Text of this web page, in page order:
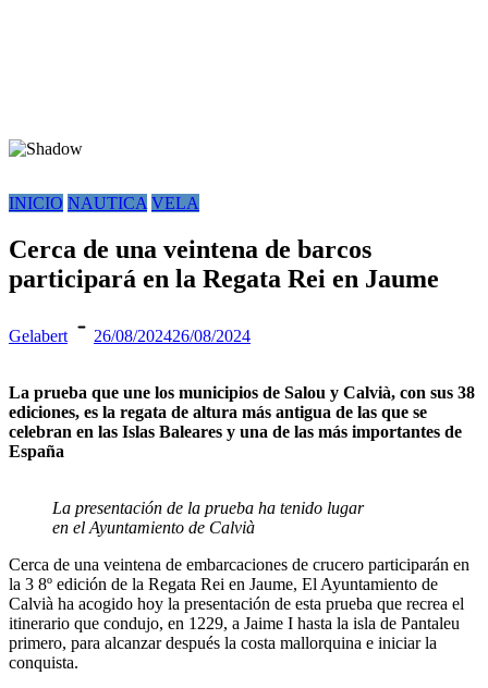
INICIO NAUTICA VELA
Cerca de una veintena de barcos
participará en la Regata Rei en Jaume
Gelabert 26/08/202426/08/2024
La prueba que une los municipios de Salou y Calvià, con sus 38
ediciones, es la regata de altura más antigua de las que se
celebran en las Islas Baleares y una de las más importantes de
España
La presentación de la prueba ha tenido lugar
en el Ayuntamiento de Calvià
Cerca de una veintena de embarcaciones de crucero participarán en
la 3 8º edición de la Regata Rei en Jaume, El Ayuntamiento de
Calvià ha acogido hoy la presentación de esta prueba que recrea el
itinerario que condujo, en 1229, a Jaime I hasta la isla de Pantaleu
primero, para alcanzar después la costa mallorquina e iniciar la
conquista.